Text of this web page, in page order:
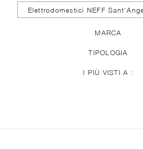
Elettrodomestici NEFF
MARCA
TIPOLOGIA
I PIÙ VISTI A :